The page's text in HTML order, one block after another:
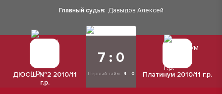
Главный судья: Давыдов Алексей
ДЮСШ №2 2010/11
г.р.
7 : 0
Первый тайм: 4 : 0 Платинум 2010/11 г.р.